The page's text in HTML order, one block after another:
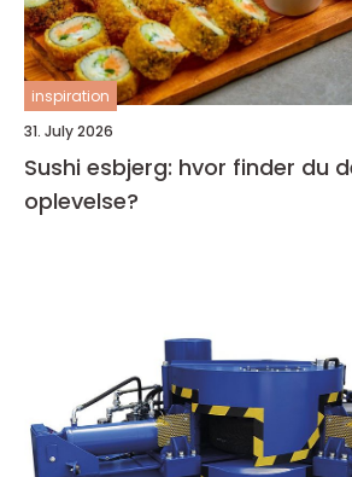
inspiration
31. July 2026
Sushi esbjerg: hvor finder du
oplevelse?